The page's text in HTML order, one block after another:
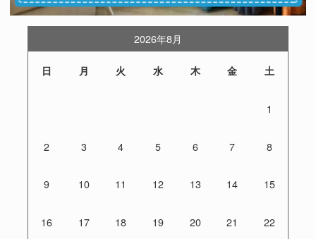
2026年8月
日 月 火 水 木 金 土
1
2 3 4 5 6 7 8
9 10 11 12 13 14 15
16 17 18 19 20 21 22